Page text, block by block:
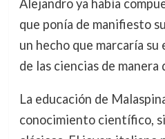
Alejandro ya había
que ponía de manifiesto
un hecho que marcaría
de las ciencias de
La educación de
conocimiento científico,